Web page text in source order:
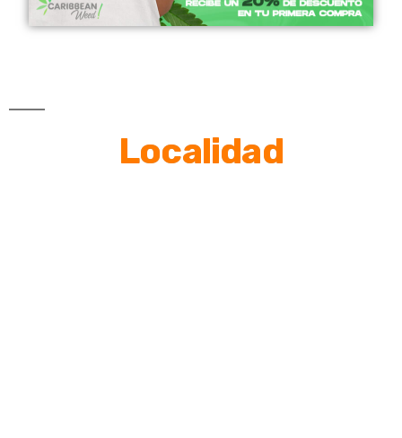
Localidad